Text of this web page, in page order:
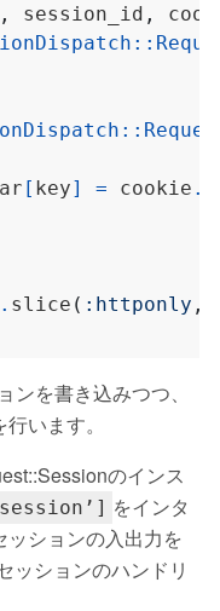
, session_id ,
::
::
[ key] = cookie .
. slice ( :httponly ,
を書き込みつつ、
います。
のインス
をインタ
ションの入出力を
ッションのハンドリ